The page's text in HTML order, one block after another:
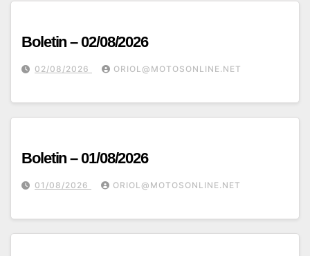
Boletin – 02/08/2026
02/08/2026 ORIOL@MOTOSONLINE.NET
Boletin – 01/08/2026
01/08/2026 ORIOL@MOTOSONLINE.NET